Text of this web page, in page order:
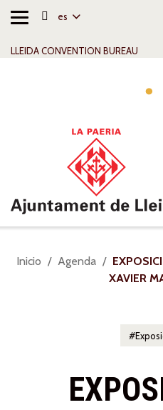
Alternar
es
LLEIDA CONVENTION BUREAU
Usted
Inicio Agenda
XAVIER